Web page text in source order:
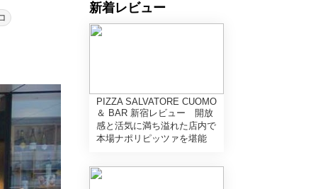
新着レビュー
PIZZA SALVATORE CUOMO
＆ BAR 新宿レビュー 開放
感と活気に満ち溢れた店内で
本場ナポリピッツァを堪能